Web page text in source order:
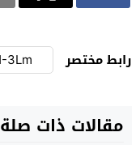
رابط مختصر
مقالات ذات صلة